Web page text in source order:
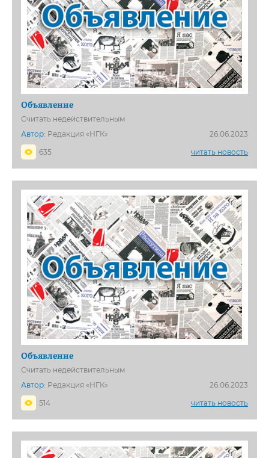
Объявление
Считать недействительным
Автор: Редакция «НГК»
26.06.2023
635
читать новость
Объявление
Считать недействительным
Автор: Редакция «НГК»
26.06.2023
514
читать новость